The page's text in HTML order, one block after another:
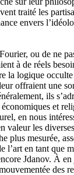
traité les
envers
ou de ne
à de réels
logique
offraient une
ils
et
en nous
les
mesurée,
en tant
Jdanov. À
des